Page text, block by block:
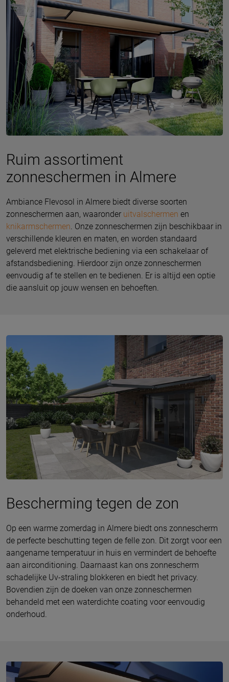
Ruim assortiment
zonneschermen in Almere
Ambiance Flevosol in Almere biedt diverse soorten
zonneschermen aan, waaronder uitvalschermen en
knikarmschermen . Onze zonneschermen zijn beschikbaar in
verschillende kleuren en maten, en worden standaard
geleverd met elektrische bediening via een schakelaar of
afstandsbediening. Hierdoor zijn onze zonneschermen
eenvoudig af te stellen en te bedienen. Er is altijd een optie
die aansluit op jouw wensen en behoeften.
Bescherming tegen de zon
Op een warme zomerdag in Almere biedt ons zonnescherm
de perfecte beschutting tegen de felle zon. Dit zorgt voor een
aangename temperatuur in huis en vermindert de behoefte
aan airconditioning. Daarnaast kan ons zonnescherm
schadelijke Uv-straling blokkeren en biedt het privacy.
Bovendien zijn de doeken van onze zonneschermen
behandeld met een waterdichte coating voor eenvoudig
onderhoud.